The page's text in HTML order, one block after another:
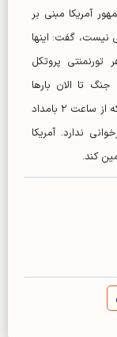
آمریکا مبنی بر
نیست، گفت: اینها
پروتکل
تا الان بار‌ها
رجزخوانی کرده است، آیا نتیجه‌ای داشت؟ کسی که از ساعت ۲ بامداد
ندارد. آمریکا
کند.